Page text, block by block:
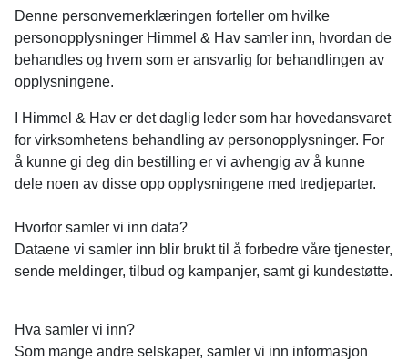
Denne personvernerklæringen forteller om hvilke
personopplysninger Himmel & Hav samler inn, hvordan de
behandles og hvem som er ansvarlig for behandlingen av
opplysningene.
I Himmel & Hav er det daglig leder som har hovedansvaret
for virksomhetens behandling av personopplysninger. For
å kunne gi deg din bestilling er vi avhengig av å kunne
dele noen av disse opp opplysningene med tredjeparter.
Hvorfor samler vi inn data?
Dataene vi samler inn blir brukt til å forbedre våre tjenester,
sende meldinger, tilbud og kampanjer, samt gi kundestøtte.
Hva samler vi inn?
Som mange andre selskaper, samler vi inn informasjon